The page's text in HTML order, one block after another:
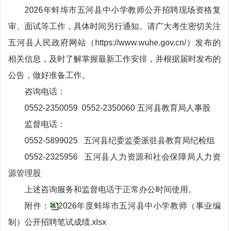
2026年蚌埠市五河县中小学教师公开招聘现场资格复
审、面试等工作，具体时间另行通知。请广大考生密切关注
五河县人民政府网站（https://www.wuhe.gov.cn/）发布的
相关信息，及时了解掌握最新工作安排，并根据届时发布的
公告，做好准备工作。
咨询电话：
0552-2350059 0552-2350060 五河县教育局人事股
监督电话：
0552-5899025 五河县纪委监委派驻县教育局纪检组
0552-2325956 五河县人力资源和社会保障局人力资
源管理股
上述咨询服务和监督电话于正常办公时间使用。
附件：
2026年度蚌埠市五河县中小学教师（事业编
制）公开招聘笔试成绩.xlsx